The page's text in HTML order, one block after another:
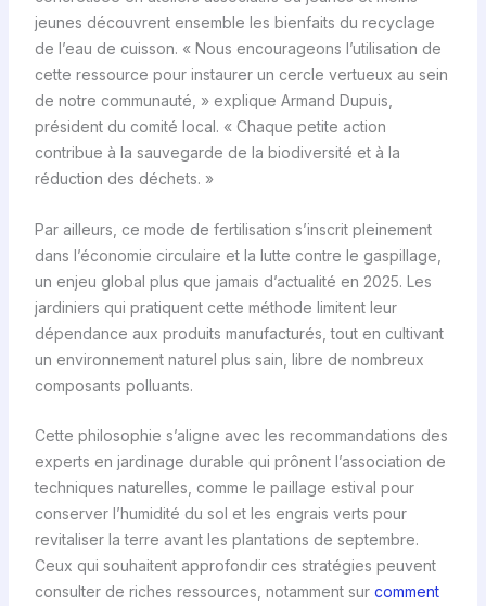
jeunes découvrent ensemble les bienfaits du recyclage
de l’eau de cuisson. « Nous encourageons l’utilisation de
cette ressource pour instaurer un cercle vertueux au sein
de notre communauté, » explique Armand Dupuis,
président du comité local. « Chaque petite action
contribue à la sauvegarde de la biodiversité et à la
réduction des déchets. »
Par ailleurs, ce mode de fertilisation s’inscrit pleinement
dans l’économie circulaire et la lutte contre le gaspillage,
un enjeu global plus que jamais d’actualité en 2025. Les
jardiniers qui pratiquent cette méthode limitent leur
dépendance aux produits manufacturés, tout en cultivant
un environnement naturel plus sain, libre de nombreux
composants polluants.
Cette philosophie s’aligne avec les recommandations des
experts en jardinage durable qui prônent l’association de
techniques naturelles, comme le paillage estival pour
conserver l’humidité du sol et les engrais verts pour
revitaliser la terre avant les plantations de septembre.
Ceux qui souhaitent approfondir ces stratégies peuvent
consulter de riches ressources, notamment sur comment